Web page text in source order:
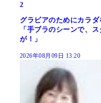
2
グラビアのためにカラ
「手ブラのシーンで、
が！」
2026年08月09日 13:20